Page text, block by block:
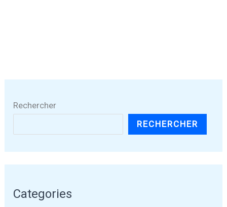
Rechercher
RECHERCHER
Categories